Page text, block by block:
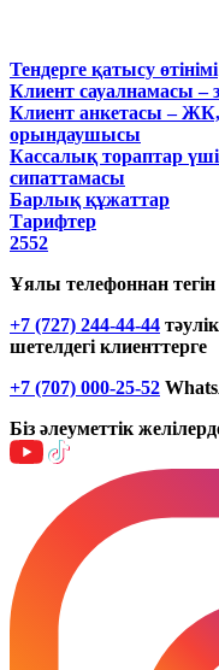
Тендерге қатысу өтінімі
Клиент сауалнамасы –
Клиент анкетасы –
орындаушысы
Кассалық тораптар
сипаттамасы
Барлық құжаттар
Тарифтер
2552
Ұялы телефоннан
+7 (727) 244-44-44
шетелдегі клиенттерге
+7 (707) 000-25-52
Біз әлеуметтік